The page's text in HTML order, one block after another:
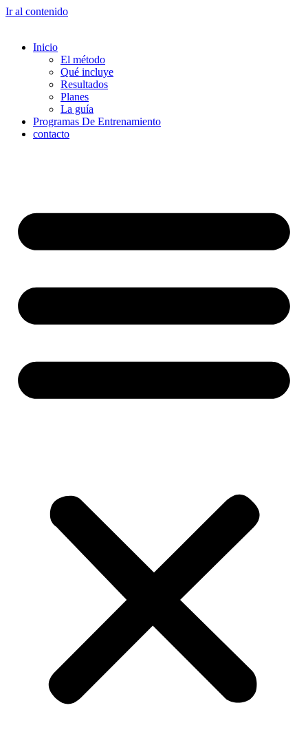
Ir al contenido
Inicio
El método
Qué incluye
Resultados
Planes
La guía
Programas De Entrenamiento
contacto